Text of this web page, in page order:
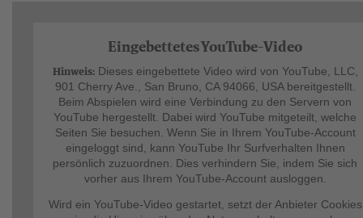
Eingebettetes YouTube-Video
Hinweis:Dieses eingebettete Video wird von YouTube, LLC,
901 Cherry Ave., San Bruno, CA 94066, USA bereitgestellt.
Beim Abspielen wird eine Verbindung zu den Servern von
YouTube hergestellt. Dabei wird YouTube mitgeteilt, welche
Seiten Sie besuchen. Wenn Sie in Ihrem YouTube-Account
eingeloggt sind, kann YouTube Ihr Surfverhalten Ihnen
persönlich zuzuordnen. Dies verhindern Sie, indem Sie sich
vorher aus Ihrem YouTube-Account ausloggen.
Wird ein YouTube-Video gestartet, setzt der Anbieter Cookies